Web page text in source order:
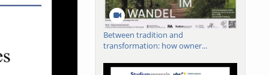
Between tradition and
transformation: how owner...